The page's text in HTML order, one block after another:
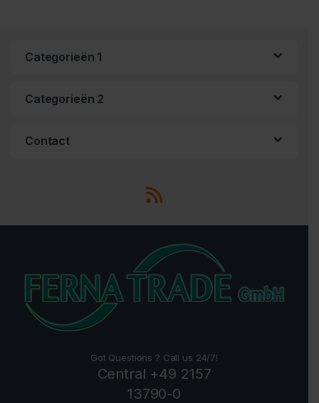
Categorieën 1
Categorieën 2
Contact
Got Questions ? Call us 24/7!
Central +49 2157
13790-0